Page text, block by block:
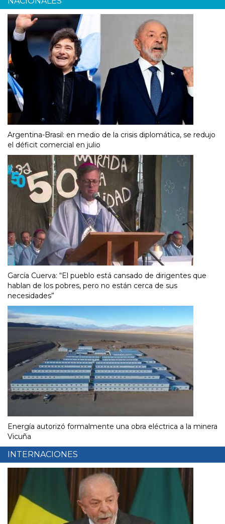
Argentina-Brasil: en medio de la crisis diplomática, se redujo
el déficit comercial en julio
García Cuerva: “El pueblo está cansado de dirigentes que
hablan de los pobres, pero no están cerca de sus
necesidades”
Energía autorizó formalmente una obra eléctrica a la minera
Vicuña
INTERNACIONES